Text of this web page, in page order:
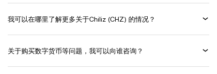
我可以在哪里了解更多关于Chiliz (CHZ) 的情况？
关于购买数字货币等问题，我可以向谁咨询？